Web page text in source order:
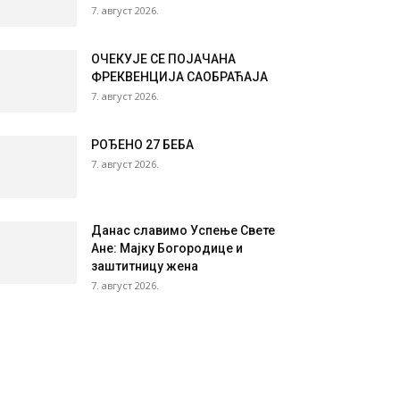
7. август 2026.
ОЧЕКУЈЕ СЕ ПОЈАЧАНА
ФРЕКВЕНЦИЈА САОБРАЋАЈА
7. август 2026.
РОЂЕНО 27 БЕБА
7. август 2026.
Данас славимо Успење Свете
Ане: Мајку Богородице и
заштитницу жена
7. август 2026.